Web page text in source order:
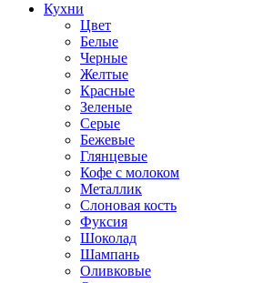
Кухни
Цвет
Белые
Черные
Желтые
Красные
Зеленые
Серые
Бежевые
Глянцевые
Кофе с молоком
Металлик
Слоновая кость
Фуксия
Шоколад
Шампань
Оливковые